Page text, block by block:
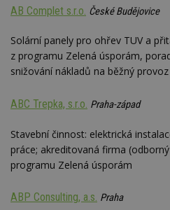
AB Complet s.r.o. České Budějovice
Solární panely pro ohřev TUV a
z programu Zelená úsporám,
snižování nákladů na běžný
ABC Trepka, s.r.o. Praha-západ
Stavební činnost: elektrická
práce; akreditovaná firma
programu Zelená úsporám
ABP Consulting, a.s. Praha